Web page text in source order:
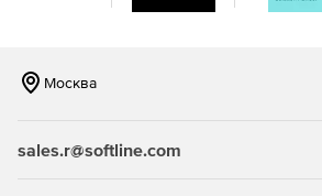
скомпрометировать
TEGU обладает встроенной
TEGU использует только
Москва
sales.r@softline.com